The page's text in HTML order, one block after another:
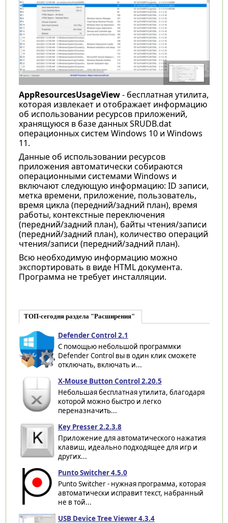
AppResourcesUsageView- бесплатная утилита,
которая извлекает и отображает информацию
об использовании ресурсов приложений,
хранящуюся в базе данных SRUDB.dat
операционных систем Windows 10 и Windows
11.
Данные об использовании ресурсов
приложения автоматически собираются
операционными системами Windows и
включают следующую информацию: ID записи,
метка времени, приложение, пользователь,
время цикла (передний/задний план), время
работы, контекстные переключения
(передний/задний план), байты чтения/записи
(передний/задний план), количество операций
чтения/записи (передний/задний план).
Всю необходимую информацию можно
экспортировать в виде HTML документа.
Программа не требует инсталляции.
ТОП-сегодня раздела "Расширения"
Defender Control 2.1
С помощью небольшой программки
Defender Control вы в один клик сможете
отключать, включать и...
X-Mouse Button Control 2.20.5
Небольшая бесплатная утилита, благодаря
которой можно быстро и легко
переназначить...
Key Presser 2.2.3.8
Приложение для автоматического нажатия
клавиш, идеально подходящее для игр и
других...
Punto Switcher 4.5.0
Punto Switcher - нужная программа, которая
автоматически исправит текст, набранный
не в той...
USB Device Tree Viewer 4.3.4